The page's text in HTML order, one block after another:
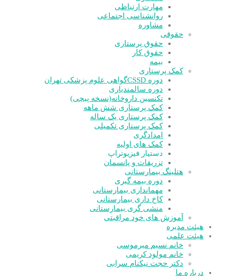
مهارت ارتباطی
روانشناسی اجتماعی
مشاوره
حقوقی
حقوق پرستاری
حقوق کار
بیمه
کمک پرستاری
دوره CSSD
گواهی علوم پزشکی تهران
دوره سالمندیاری
تکنسین داروخانه(نسخه پیچی)
کمک پرستاری شش ماهه
کمک پرستاری یک ساله
کمک پرستاری تکمیلی
امدادگری
کمک های اولیه
دستیار فیزیوتراپ
تزریقات و پانسمان
هتلینگ بیمارستانی
دوره بیمه گیری
مهمانداری بیمارستانی
کاخ داری بیمارستانی
منشی گری بیمارستانی
آموزش های خود مراقبتی
هیئت مدیره
هیئت علمی
خانم نسیم میرموسی
خانم مولود کریمی
دکتر حجت نیکنام سرابی
درباره ما